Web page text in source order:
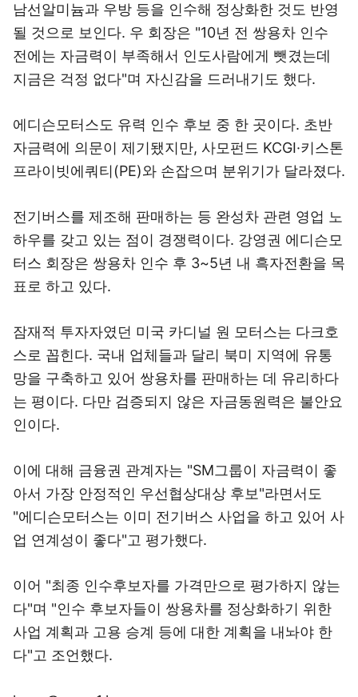
남선알미늄과 우방 등을 인수해 정상화한 것도 반영
될 것으로 보인다. 우 회장은 "10년 전 쌍용차 인수
전에는 자금력이 부족해서 인도사람에게 뺏겼는데
지금은 걱정 없다"며 자신감을 드러내기도 했다.
에디슨모터스도 유력 인수 후보 중 한 곳이다. 초반
자금력에 의문이 제기됐지만, 사모펀드 KCGI·키스톤
프라이빗에쿼티(PE)와 손잡으며 분위기가 달라졌다.
전기버스를 제조해 판매하는 등 완성차 관련 영업 노
하우를 갖고 있는 점이 경쟁력이다. 강영권 에디슨모
터스 회장은 쌍용차 인수 후 3~5년 내 흑자전환을 목
표로 하고 있다.
잠재적 투자자였던 미국 카디널 원 모터스는 다크호
스로 꼽힌다. 국내 업체들과 달리 북미 지역에 유통
망을 구축하고 있어 쌍용차를 판매하는 데 유리하다
는 평이다. 다만 검증되지 않은 자금동원력은 불안요
인이다.
이에 대해 금융권 관계자는 "SM그룹이 자금력이 좋
아서 가장 안정적인 우선협상대상 후보"라면서도
"에디슨모터스는 이미 전기버스 사업을 하고 있어 사
업 연계성이 좋다"고 평가했다.
이어 "최종 인수후보자를 가격만으로 평가하지 않는
다"며 "인수 후보자들이 쌍용차를 정상화하기 위한
사업 계획과 고용 승계 등에 대한 계획을 내놔야 한
다"고 조언했다.